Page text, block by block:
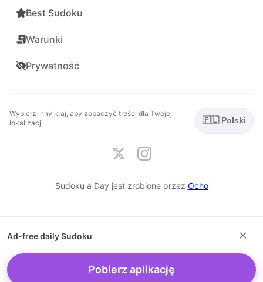
Best Sudoku
Warunki
Prywatność
Wybierz inny kraj, aby zobaczyć treści dla Twojej
lokalizacji
🇵🇱 Polski
Sudoku a Day jest zrobione przez Ocho
Ad-free daily Sudoku
Pobierz aplikację
×